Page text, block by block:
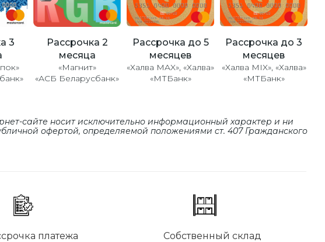
3
Рассрочка 2
месяца
«Магнит»
«АСБ Беларусбанк»
Рассрочка до 5
месяцев
«Халва MAX», «Халва»
«МТБанк»
Рассрочка до 3
месяцев
«Халва MIX», «Халва»
«МТБанк»
сайте носит исключительно информационный характер и ни
офертой, определяемой положениями cт. 407 Гражданского
платежа Собственный склад